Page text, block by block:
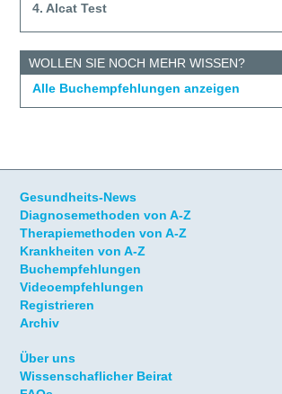
4. Alcat Test
WOLLEN SIE NOCH MEHR WISSEN?
Alle Buchempfehlungen anzeigen
Gesundheits-News
Diagnosemethoden von A-Z
Therapiemethoden von A-Z
Krankheiten von A-Z
Buchempfehlungen
Videoempfehlungen
Registrieren
Archiv
Über uns
Wissenschaflicher Beirat